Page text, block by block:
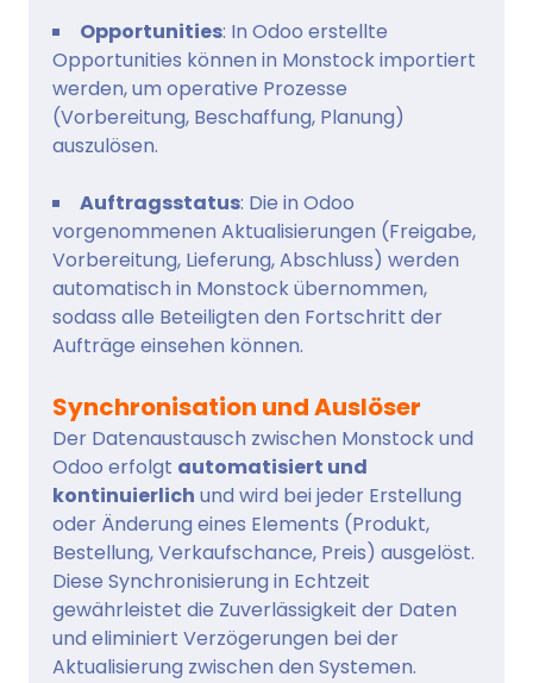
Opportunities: In Odoo erstellte
Opportunities können in Monstock importiert
werden, um operative Prozesse
(Vorbereitung, Beschaffung, Planung)
auszulösen.
Auftragsstatus: Die in Odoo
vorgenommenen Aktualisierungen (Freigabe,
Vorbereitung, Lieferung, Abschluss) werden
automatisch in Monstock übernommen,
sodass alle Beteiligten den Fortschritt der
Aufträge einsehen können.
Synchronisation und Auslöser
Der Datenaustausch zwischen Monstock und
Odoo erfolgt automatisiert und
kontinuierlich und wird bei jeder Erstellung
oder Änderung eines Elements (Produkt,
Bestellung, Verkaufschance, Preis) ausgelöst.
Diese Synchronisierung in Echtzeit
gewährleistet die Zuverlässigkeit der Daten
und eliminiert Verzögerungen bei der
Aktualisierung zwischen den Systemen.